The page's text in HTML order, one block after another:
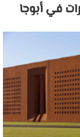
في أبوجا